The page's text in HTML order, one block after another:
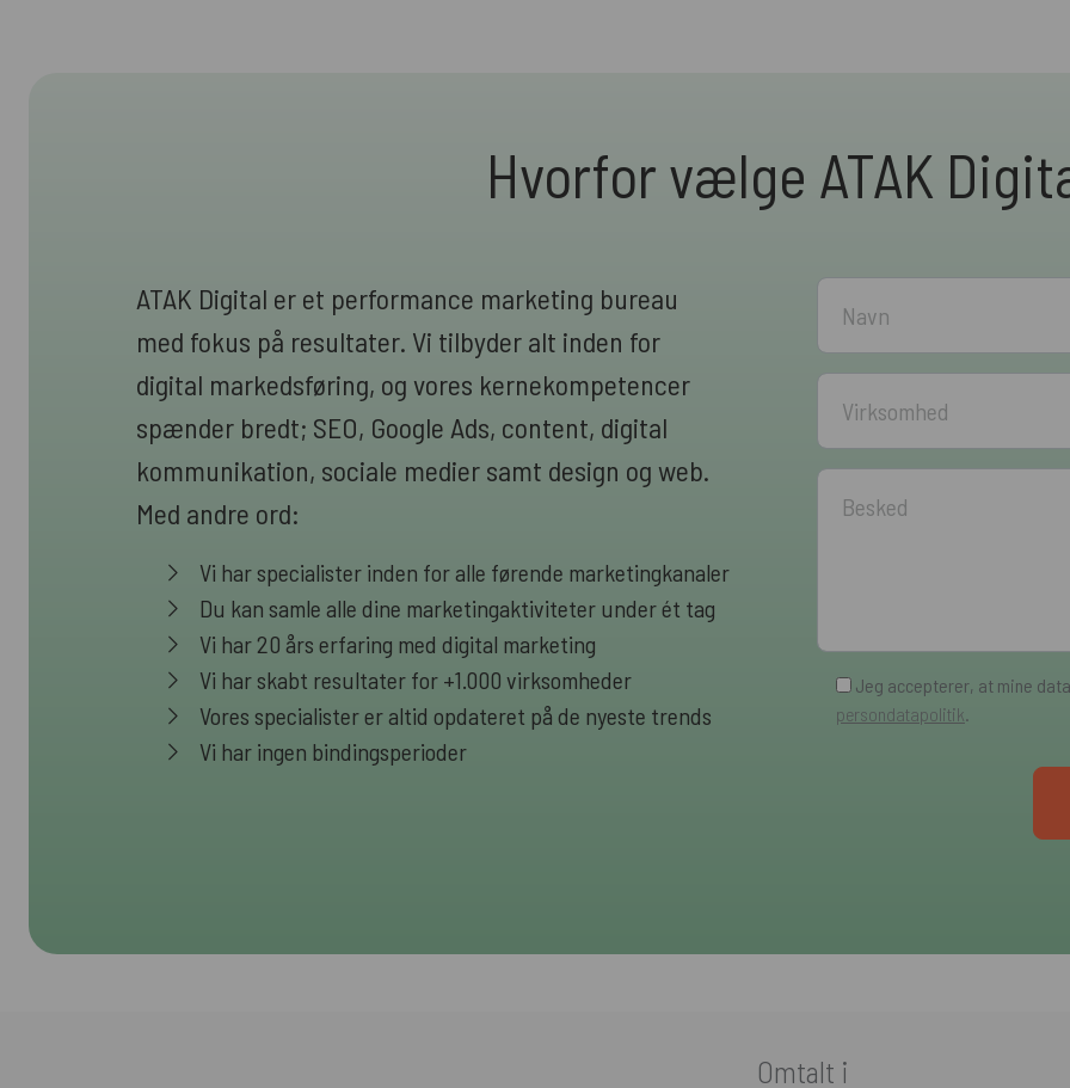
Hvorfor vælge ATAK
ATAK Digital er et performance marketing bureau
med fokus på resultater. Vi tilbyder alt inden for
digital markedsføring, og vores kernekompetencer
spænder bredt; SEO, Google Ads, content, digital
kommunikation, sociale medier samt design og web.
Med andre ord:
Vi har specialister inden for alle førende marketingkanaler
Du kan samle alle dine marketingaktiviteter under ét tag
Vi har 20 års erfaring med digital marketing
Vi har skabt resultater for +1.000 virksomheder
Vores specialister er altid opdateret på de nyeste trends
Vi har ingen bindingsperioder
Jeg accepterer, at mine
persondatapolitik.
Omtalt i